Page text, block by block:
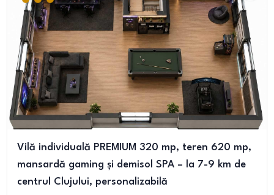
Vilă individuală PREMIUM 320 mp, teren 620 mp,
mansardă gaming și demisol SPA – la 7-9 km de
centrul Clujului, personalizabilă